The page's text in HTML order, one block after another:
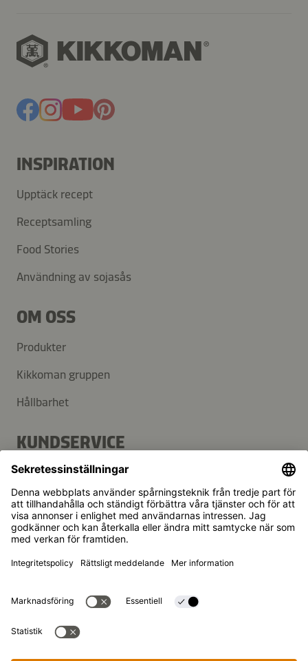
INSPIRATION
Upptäck recept
Receptsamling
Food Stories
Användning av sojasås
OM OSS
Produkter
Kikkoman gruppen
Hållbarhet
KUNDSERVICE
FAQ
Kontakt
Nyhetsbrev
© Kikkoman Trading Europe GmbH 2023 – 2026
Theodorstraße 180, 40472 Düsseldorf, Germany
Registrerad vid Amtsgericht Düsseldorf: